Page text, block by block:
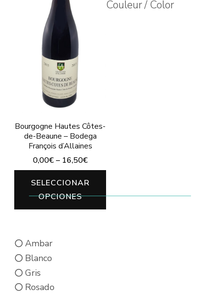
elegir
Bourgogne Hautes Côtes-
de-Beaune – Bodega
François d’Allaines
0,00€– 16,50€
SELECCIONAR
OPCIONES
tiene
Couleur / Color
Ambar
Blanco
Gris
Rosado